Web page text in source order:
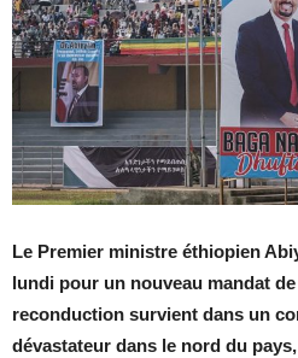
Le Premier ministre éthiopien
lundi pour un nouveau mandat
reconduction survient dans un
dévastateur dans le nord du